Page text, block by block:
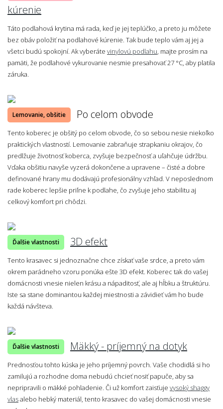
kúrenie
Táto podlahová krytina má rada, keď je jej teplúčko, a preto ju môžete
bez obáv položiť na podlahové kúrenie. Tak bude teplo vám aj jej a
všetci budú spokojní. Ak vyberáte vinylovú podlahu , majte prosím na
pamäti, že podlahové vykurovanie nesmie presahovať 27 °C, aby platila
záruka.
Lemovanie, obšitie Po celom obvode
Tento koberec je obšitý po celom obvode, čo so sebou nesie niekoľko
praktických vlastností. Lemovanie zabraňuje strapkaniu okrajov, čo
predlžuje životnosť koberca, zvyšuje bezpečnosť a uľahčuje údržbu.
Vďaka obšitiu navyše vyzerá dokončene a upravene – čisté a dobre
definované hrany mu dodávajú profesionálny vzhľad. V neposlednom
rade koberec lepšie priľne k podlahe, čo zvyšuje jeho stabilitu aj
celkový komfort pri chôdzi.
Ďalšie vlastnosti 3D efekt
Tento krasavec si jednoznačne chce získať vaše srdce, a preto vám
okrem parádneho vzoru ponúka ešte 3D efekt. Koberec tak do vašej
domácnosti vnesie nielen krásu a nápaditosť, ale aj hĺbku a štruktúru.
Iste sa stane dominantou každej miestnosti a závidieť vám ho bude
každá návšteva.
Ďalšie vlastnosti Mäkký - príjemný na dotyk
Prednosťou tohto kúska je jeho príjemný povrch. Vaše chodidlá si ho
zamilujú a rozhodne doma nebudú chcieť nosiť papuče, aby sa
nepripravili o mäkké pohladenie. Či už komfort zaisťuje vysoký shaggy
vlasalebo hebký materiál, tento krasavec do vašej domácnosti vnesie